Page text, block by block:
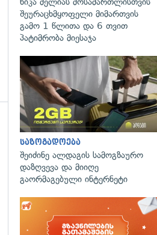
შეურაცხმყოფელი მიმართვის
გამო 1 წლითა და 6 თვით
პატიმრობა მიესაჯა
საზოგადოება
შეიძინე ალდაგის სამოგზაურო
დაზღვევა და მიიღე
გაორმაგებული ინტერნეტი